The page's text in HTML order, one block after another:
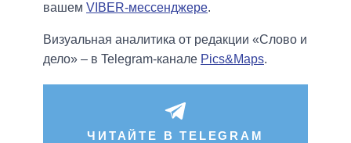
вашем VIBER-мессенджере.
Визуальная аналитика от редакции «Слово и
дело» – в Telegram-канале Pics&Maps.
ЧИТАЙТЕ В TELEGRAM